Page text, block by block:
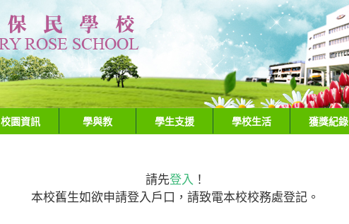
校園資訊 學與教 學生支援 學校生活 獲獎紀錄
請先登入 ！
本校舊生如欲申請登入戶口，請致電本校校務處登記。